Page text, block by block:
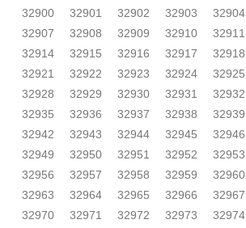
32900
32901 32902 32903 32904
32907
32908 32909 32910 32911
32914
32915 32916 32917 32918
32921
32922 32923 32924 32925
32928
32929 32930 32931 32932
32935
32936 32937 32938 32939
32942
32943 32944 32945 32946
32949
32950 32951 32952 32953
32956
32957 32958 32959 32960
32963
32964 32965 32966 32967
32970
32971 32972 32973 32974